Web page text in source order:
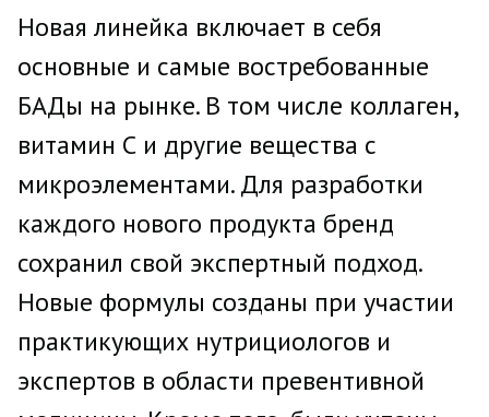
Новая линейка включает в себя
основные и самые востребованные
БАДы на рынке. В том числе коллаген,
витамин С и другие вещества с
микроэлементами. Для разработки
каждого нового продукта бренд
сохранил свой экспертный подход.
Новые формулы созданы при участии
практикующих нутрициологов и
экспертов в области превентивной